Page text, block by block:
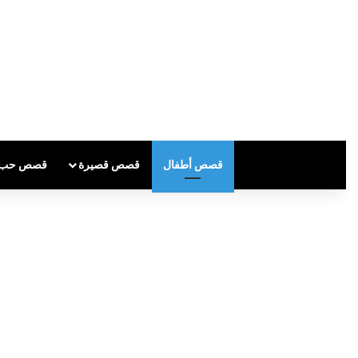
قصص أطفال قصص قصيرة قصص